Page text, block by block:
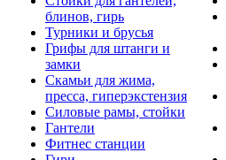
блинов, гирь
Турники и брусья
Грифы для штанги и
замки
Скамьи для жима,
пресса, гиперэкстензия
Силовые рамы, стойки
Гантели
Фитнес станции